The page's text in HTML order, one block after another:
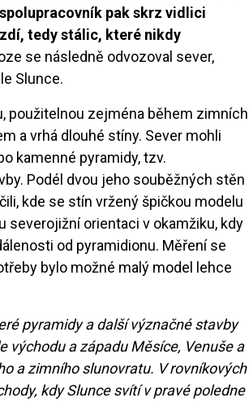
pak skrz vidlici
tedy stálic, které nikdy
se následně odvozoval sever,
Slunce.
použitelnou zejména během zimních
a vrhá dlouhé stíny. Sever mohli
kamenné pyramidy, tzv.
Podél dvou jeho souběžných stěn
kde se stín vržený špičkou modelu
severojižní orientaci v okamžiku, kdy
od pyramidionu. Měření se
bylo možné malý model lehce
pyramidy a další význačné stavby
východu a západu Měsíce, Venuše a
a zimního slunovratu. V rovníkových
kdy Slunce svítí v pravé poledne